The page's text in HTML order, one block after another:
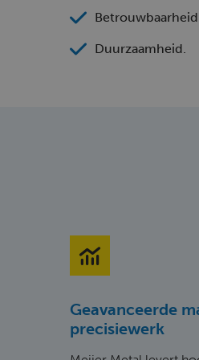
Betrouwbaarheid.
Duurzaamheid.
Geavanceerde
precisiewerk